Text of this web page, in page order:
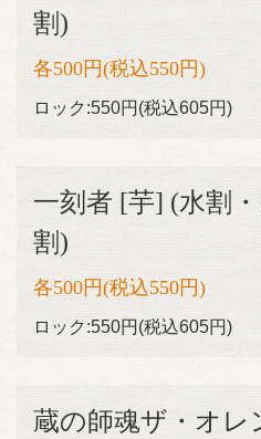
割)
各500円(税込550円)
ロック:550円(税込605円)
一刻者 [芋] (水割
割)
各500円(税込550円)
ロック:550円(税込605円)
蔵の師魂ザ・オレ